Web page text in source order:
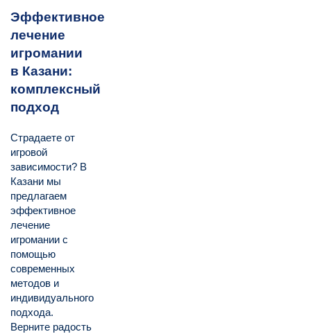
Эффективное
лечение
игромании
в Казани:
комплексный
подход
Страдаете от
игровой
зависимости? В
Казани мы
предлагаем
эффективное
лечение
игромании с
помощью
современных
методов и
индивидуального
подхода.
Верните радость